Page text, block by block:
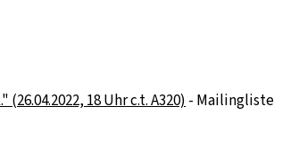
18 Uhr c.t. A320) - Mailingliste